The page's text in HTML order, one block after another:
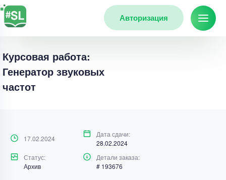
Авторизация
Курсовая работа:
Генератор звуковых
частот
17.02.2024
Дата сдачи:
28.02.2024
Статус:
Архив
Детали заказа:
# 193676